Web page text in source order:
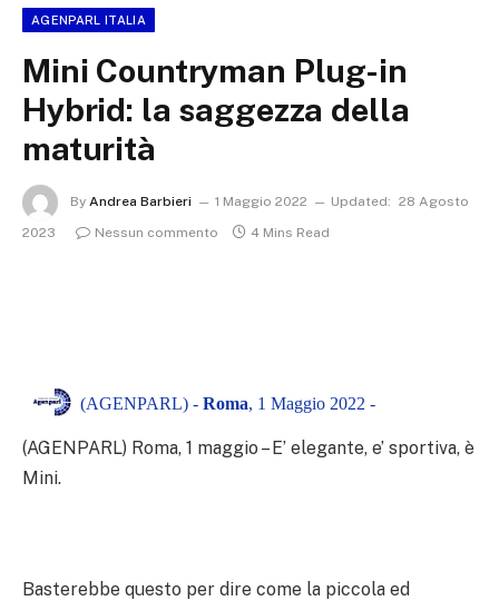
AGENPARL ITALIA
Mini Countryman Plug-in
Hybrid: la saggezza della
maturità
By Andrea Barbieri 1 Maggio 2022 Updated: 28 Agosto
2023
Nessun commento 4 Mins Read
(AGENPARL) - Roma, 1 Maggio 2022 -
(AGENPARL) Roma, 1 maggio – E’ elegante, e’ sportiva, è
Mini.
Basterebbe questo per dire come la piccola ed